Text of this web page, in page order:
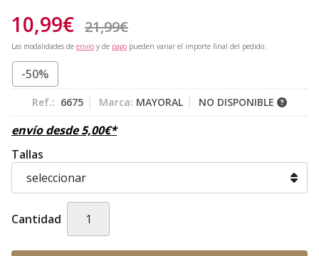
10,99€ 21,99€
Las modalidades de envío y de pago pueden variar el importe final del pedido.
-50%
Ref.: 6675 Marca: MAYORAL NO DISPONIBLE
envío desde5,00€*
Tallas
Cantidad